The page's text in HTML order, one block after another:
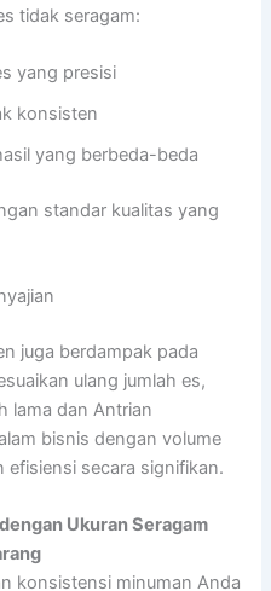
tidak seragam:
yang presisi
konsisten
yang berbeda-beda
standar kualitas yang
juga berdampak pada
ulang jumlah es,
lama dan Antrian
bisnis dengan volume
efisiensi secara signifikan.
Ukuran Seragam
konsistensi minuman Anda